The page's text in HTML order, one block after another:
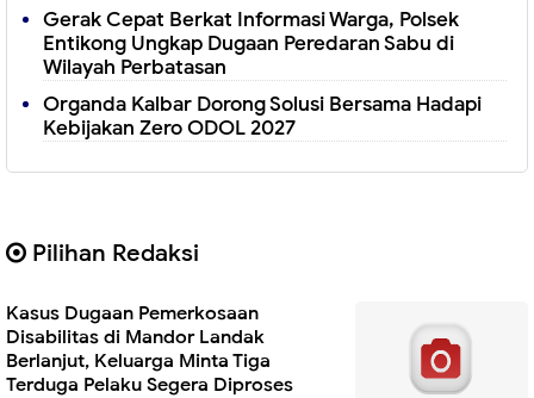
Gerak Cepat Berkat Informasi Warga, Polsek
Entikong Ungkap Dugaan Peredaran Sabu di
Wilayah Perbatasan
Organda Kalbar Dorong Solusi Bersama Hadapi
Kebijakan Zero ODOL 2027
Pilihan Redaksi
Kasus Dugaan Pemerkosaan
Disabilitas di Mandor Landak
Berlanjut, Keluarga Minta Tiga
Terduga Pelaku Segera Diproses